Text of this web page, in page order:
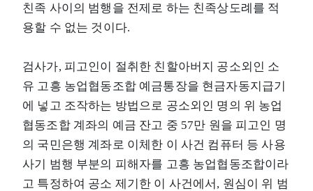
친족 사이의 범행을 전제로 하는 친족상도례를 적
용할 수 없는 것이다.
검사가, 피고인이 절취한 친할아버지 공소외인 소
유 고흥 농업협동조합 예금통장을 현금자동지급기
에 넣고 조작하는 방법으로 공소외인 명의 위 농업
협동조합 계좌의 예금 잔고 중 57만 원을 피고인 명
의 국민은행 계좌로 이체한 이 사건 컴퓨터 등 사용
사기 범행 부분의 피해자를 고흥 농업협동조합이라
고 특정하여 공소 제기한 이 사건에서, 원심이 위 범